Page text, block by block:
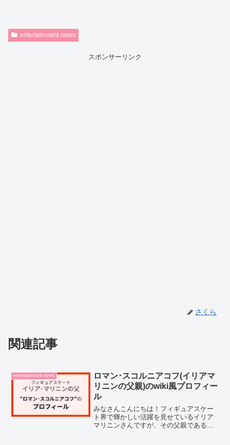
entertainment-news
スポンサーリンク
さくら
関連記事
entertainment-news
ロマン･スコルニアコフ(イリアマ
リニンの父親)のwiki風プロフィー
ル
みなさんこんにちは！フィギュアスケー
ト界で輝かしい活躍を見せているイリア
マリニンさんですが、その父親であるロ